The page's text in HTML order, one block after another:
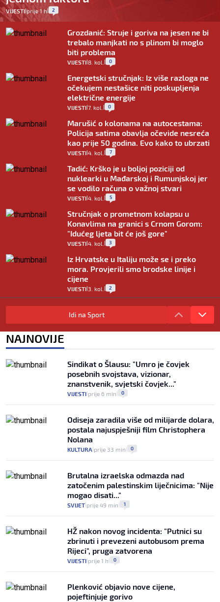
VIJESTI prije 1 h 2
Grozdanić: Struje i goriva na jesen ne bi
trebalo manjkati no s plinom bi moglo
biti problema
VIJESTI 8. kol. 0
Energetski stručnjak: Iz više razloga ne
očekujem nestašice niti poskupljenja
električne energije
VIJESTI 7. kol. 0
Marušić o kolonama na autocestama:
Policija satima obavlja očevide nesreća
kao prije 50 godina. Evo kako to ubrzati
VIJESTI 4. kol. 7
Tadić: Krško je u boljoj poziciji od
nuklearki u Mađarskoj i Rumunjskoj jer
se vodilo računa o važnoj stvari
VIJESTI 4. kol. 5
Stručnjak o prometnom kolapsu u
Konavlima na granici s Crnom Gorom:
"Idućeg ljeta bit će još gore"
VIJESTI 4. kol. 3
Iz Hrvatske u Italiju može se i preko
mora. Provjerili smo brodske linije i
cijene
VIJESTI 3. kol. 2
Uzgajivač objasnio zašto kilogram
rajčica košta deset eura: "Nećete ih
vidjeti na akcijama u trgovinama"
8
Selidba je jedno od stresnijih iskustava.
Evo aktualnih cijena i nekoliko savjeta
da prođe što lakše i jeftinije
VIJESTI 0
Idi na Sport
NAJNOVIJE
Sindikat o Šlausu: "Umro je čovjek
posebnih svojstava, vizionar,
znanstvenik, svjetski čovjek..."
VIJESTI prije 6 min 0
Odiseja zaradila više od milijarde dolara,
postala najuspješniji film Christophera
Nolana
KULTURA prije 33 min 0
Brutalna izraelska odmazda nad
zatočenim palestinskim liječnicima: "Nije
mogao disati..."
SVIJET prije 49 min 1
HŽ nakon novog incidenta: "Putnici su
zbrinuti i prevezeni autobusom prema
Rijeci", pruga zatvorena
VIJESTI prije 1 h 0
Plenković objavio nove cijene,
pojeftinjuje gorivo